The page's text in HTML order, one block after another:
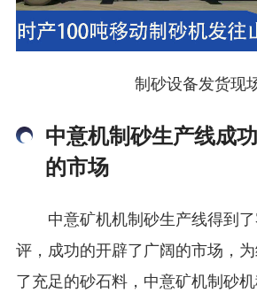
制砂设备发货现
中意机制砂生产线成
的市场
中意矿机机制砂生产线得到了
评，成功的开辟了广阔的市场，
了充足的砂石料，中意矿机制砂